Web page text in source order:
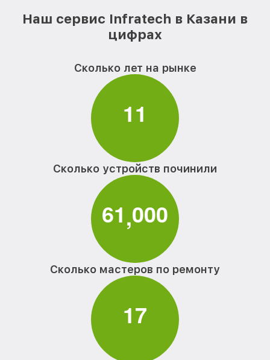
Наш сервис Infratech в Казани в
цифрах
Сколько лет на рынке
11
Сколько устройств починили
61,000
Сколько мастеров по ремонту
17